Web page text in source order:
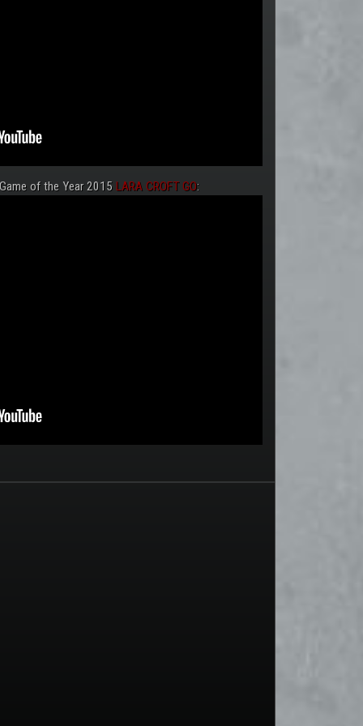
of the Year 2015 LARA CROFT GO: